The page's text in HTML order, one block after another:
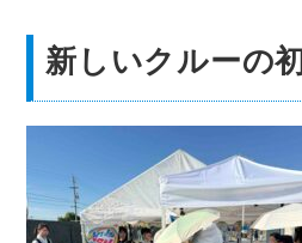
新しいクルーの